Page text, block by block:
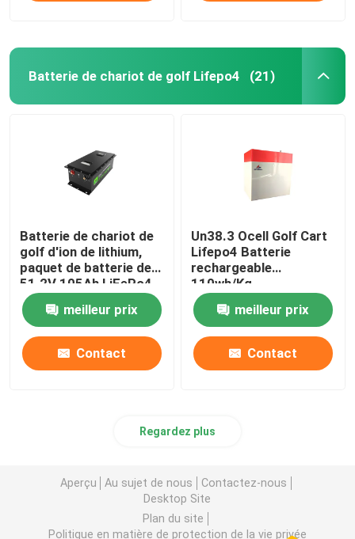
Batterie de chariot de golf Lifepo4 (21)
Batterie de chariot de
golf d'ion de lithium,
paquet de batterie de
51.2V 105Ah LiFePo4
meilleur prix
Contact
Un38.3 Ocell Golf Cart
Lifepo4 Batterie
rechargeable
110wh/Kg
meilleur prix
Contact
Regardez plus
Aperçu Au sujet de nous
Contactez-nous
Desktop Site
Plan du site
Politique en matière de protection de la vie privée